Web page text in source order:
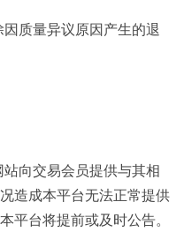
质量异议原因产生的退
向交易会员提供与其相
造成本平台无法正常提供
平台将提前或及时公告。